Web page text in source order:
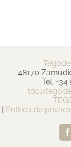
48170
Tel.
| Política de